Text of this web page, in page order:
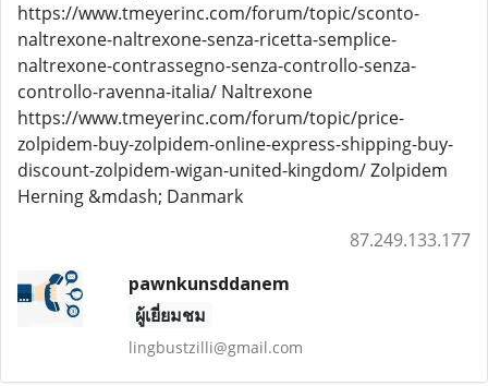
https://www.tmeyerinc.com/forum/topic/sconto-
naltrexone-naltrexone-senza-ricetta-semplice-
naltrexone-contrassegno-senza-controllo-senza-
controllo-ravenna-italia/ Naltrexone
https://www.tmeyerinc.com/forum/topic/price-
zolpidem-buy-zolpidem-online-express-shipping-buy-
discount-zolpidem-wigan-united-kingdom/ Zolpidem
Herning &mdash; Danmark
87.249.133.177
pawnkunsddanem
ผู้เยี่ยมชม
lingbustzilli@gmail.com